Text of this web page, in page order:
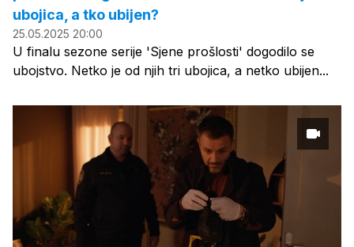
ubojica, a tko ubijen?
25.05.2025 20:00
U finalu sezone serije 'Sjene prošlosti' dogodilo se
ubojstvo. Netko je od njih tri ubojica, a netko ubijen...